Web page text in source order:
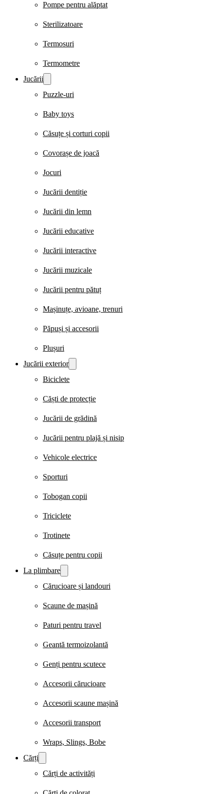
Pompe pentru alăptat
Sterilizatoare
Termosuri
Termometre
Jucării
Puzzle-uri
Baby toys
Căsuțe și corturi copii
Covorașe de joacă
Jocuri
Jucării dentiție
Jucării din lemn
Jucării educative
Jucării interactive
Jucării muzicale
Jucării pentru pătuț
Mașinuțe, avioane, trenuri
Păpuși și accesorii
Plușuri
Jucării exterior
Biciclete
Căști de protecție
Jucării de grădină
Jucării pentru plajă și nisip
Vehicole electrice
Sporturi
Tobogan copii
Triciclete
Trotinete
Căsuțe pentru copii
La plimbare
Cărucioare și landouri
Scaune de mașină
Paturi pentru travel
Geantă termoizolantă
Genți pentru scutece
Accesorii cărucioare
Accesorii scaune mașină
Accesorii transport
Wraps, Slings, Bobe
Cărți
Cărți de activități